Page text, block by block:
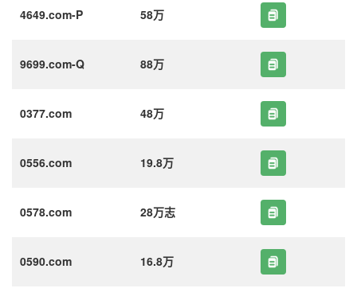
4649.com-P 58万
9699.com-Q 88万
0377.com 48万
0556.com 19.8万
0578.com 28万志
0590.com 16.8万